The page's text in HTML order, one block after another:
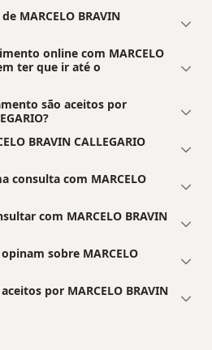
MARCELO BRAVIN
online com MARCELO
ter que ir até o
são aceitos por
BRAVIN CALLEGARIO
consulta com MARCELO
com MARCELO BRAVIN
sobre MARCELO
por MARCELO BRAVIN